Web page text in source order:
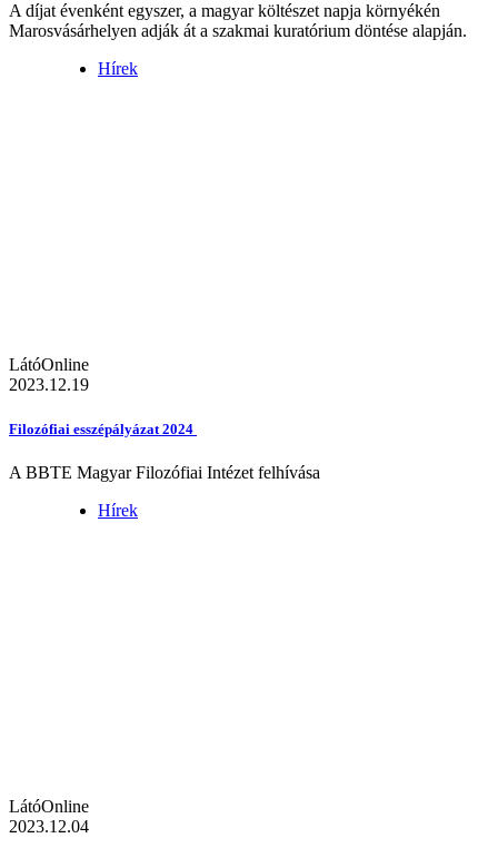
A díjat évenként egyszer, a magyar költészet napja környékén
Marosvásárhelyen adják át a szakmai kuratórium döntése alapján.
Hírek
LátóOnline
2023.12.19
Filozófiai esszépályázat 2024
A BBTE Magyar Filozófiai Intézet felhívása
Hírek
LátóOnline
2023.12.04